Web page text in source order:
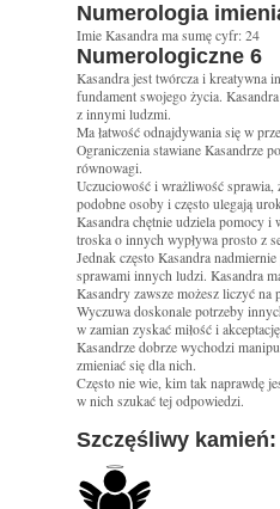
Numerologia
Imie Kasandra ma sumę cyfr: 24
Numerologiczne 6
Kasandra jest twórcza i kreatywna
fundament swojego życia.
z innymi ludzmi.
Ma łatwość odnajdywania się w
Ograniczenia stawiane Kasandrze
równowagi.
Uczuciowość i wrażliwość sprawia,
podobne osoby i często ulegają
Kasandra chętnie udziela pomocy i
troska o innych wypływa prosto z
Jednak często Kasandra
sprawami innych ludzi. Kasandra
Kasandry zawsze możesz liczyć na
Wyczuwa doskonale potrzeby
w zamian zyskać miłość i
Kasandrze dobrze wychodzi
zmieniać się dla nich.
Często nie wie, kim tak naprawdę
w nich szukać tej odpowiedzi.
Szczęśliwy kamień: